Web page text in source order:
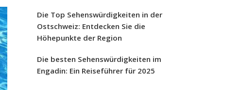
Die Top Sehenswürdigkeiten in der
Ostschweiz: Entdecken Sie die
Höhepunkte der Region
Die besten Sehenswürdigkeiten im
Engadin: Ein Reiseführer für 2025